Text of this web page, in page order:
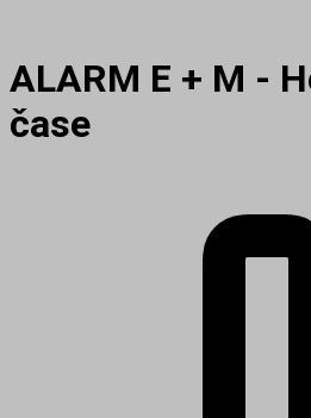
ALARM E + M -
čase